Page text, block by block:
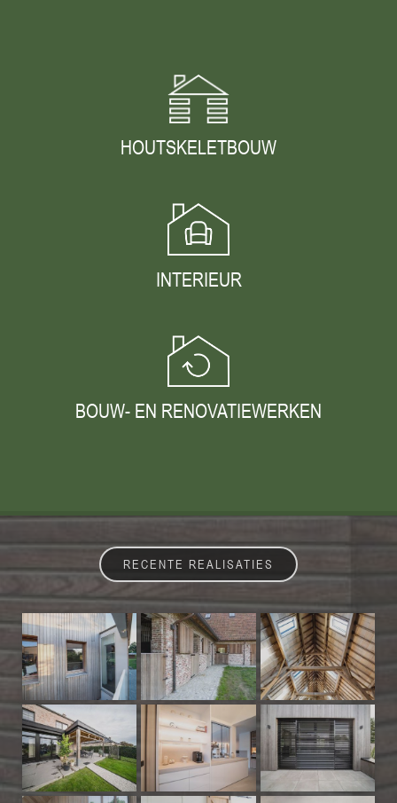
HOUTSKELETBOUW
INTERIEUR
BOUW- EN RENOVATIEWERKEN
RECENTE REALISATIES